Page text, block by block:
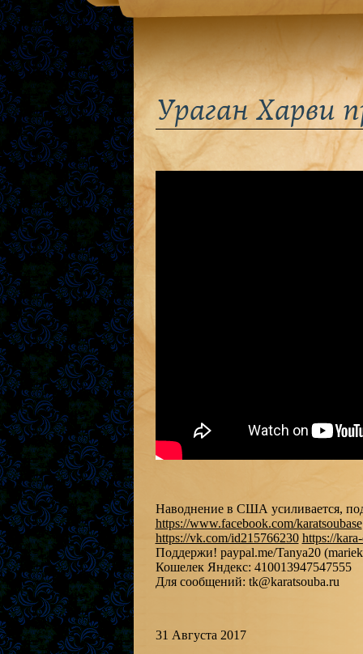
Ураган Харви
Наводнение в США усиливается,
https://www.facebook.com/karatsoubase
https://vk.com/id215766230 https://
Поддержи! paypal.me/Tanya20
Кошелек Яндекс: 410013947547555
Для сообщений: tk@karatsouba.ru
31 Августа 2017